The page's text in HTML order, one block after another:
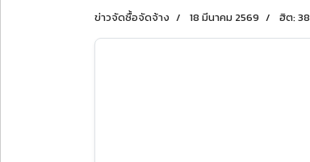
ข่าวจัดซื้อจัดจ้าง 18 มีนาคม 2569 ฮิต: